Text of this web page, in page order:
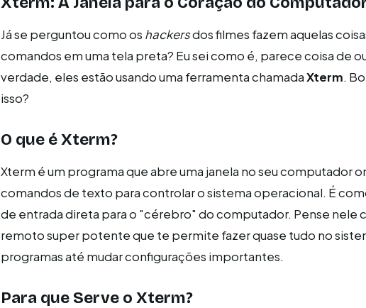
Já se perguntou como os hackersdos filmes fazem aquelas
comandos em uma tela preta? Eu sei como é, parece coisa de
verdade, eles estão usando uma ferramenta chamadaXterm.
isso?
O que é Xterm?
Xterm é um programa que abre uma janela no seu computador
comandos de texto para controlar o sistema operacional. É
de entrada direta para o "cérebro" do computador. Pense nele
remoto super potente que te permite fazer quase tudo no
programas até mudar configurações importantes.
Para que Serve o Xterm?